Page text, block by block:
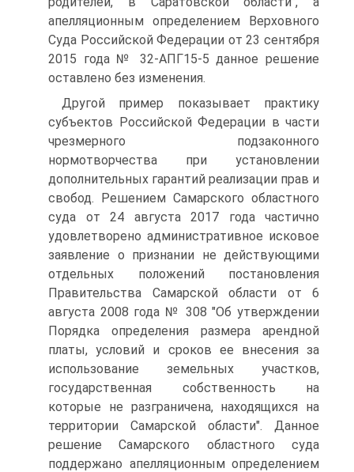
апелляционным определением Верховного
Суда Российской Федерации от 23 сентября
2015 года № 32-АПГ15-5 данное решение
оставлено без изменения.
Другой пример показывает практику
субъектов Российской Федерации в части
чрезмерного подзаконного
нормотворчества при установлении
дополнительных гарантий реализации прав и
свобод. Решением Самарского областного
суда от 24 августа 2017 года частично
удовлетворено административное исковое
заявление о признании не действующими
отдельных положений постановления
Правительства Самарской области от 6
августа 2008 года № 308 "Об утверждении
Порядка определения размера арендной
платы, условий и сроков ее внесения за
использование земельных участков,
государственная собственность на
которые не разграничена, находящихся на
территории Самарской области". Данное
решение Самарского областного суда
поддержано апелляционным определением